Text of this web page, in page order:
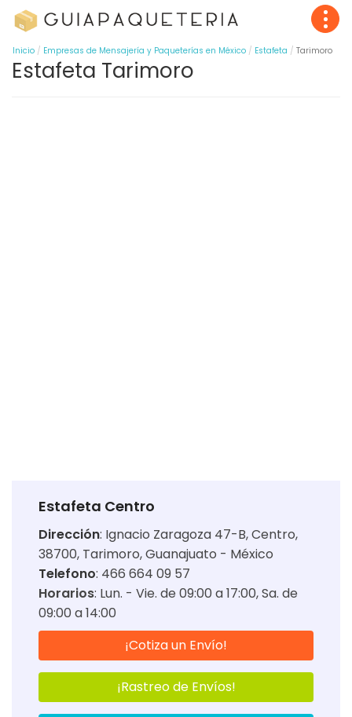
Inicio Empresas de Mensajería y Paqueterías en México Estafeta Tarimoro
Estafeta Tarimoro
Estafeta Centro
Dirección: Ignacio Zaragoza 47-B, Centro,
38700, Tarimoro, Guanajuato - México
Telefono: 466 664 09 57
Horarios: Lun. - Vie. de 09:00 a 17:00 Sa. de
09:00 a 14:00
¡Cotiza un Envío!
¡Rastreo de Envíos!